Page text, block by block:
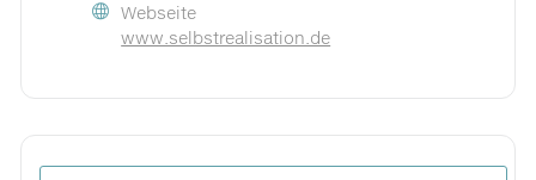
Webseite
www.selbstrealisation.de